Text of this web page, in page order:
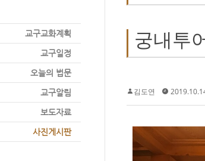
교구교화계획
교구일정
오늘의 법문
교구알림
보도자료
사진게시판
궁내투
김도연